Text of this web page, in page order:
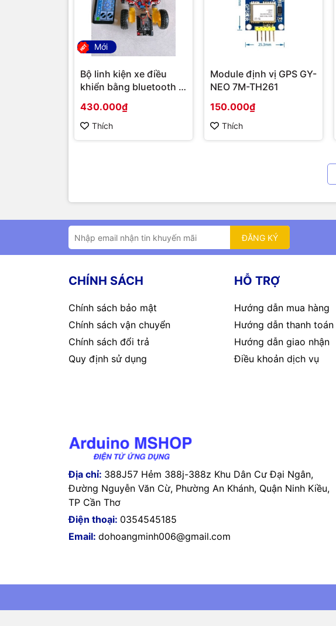
Mới
Bộ linh kiện xe điều
khiển bằng bluetooth /
430.000₫
Thích
Module định vị GPS GY-
NEO 7M-TH261
150.000₫
Thích
ĐĂNG KÝ
CHÍNH SÁCH
Chính sách bảo mật
Chính sách vận chuyển
Chính sách đổi trả
Quy định sử dụng
HỖ TRỢ
Hướng dẫn mua hàng
Hướng dẫn thanh toán
Hướng dẫn giao nhận
Điều khoản dịch vụ
Địa chỉ: 388J57 Hẻm 388j-388z Khu Dân Cư Đại Ngân,
Đường Nguyễn Văn Cừ, Phường An Khánh, Quận Ninh Kiều,
TP Cần Thơ
Điện thoại: 0354545185
Email: dohoangminh006@gmail.com